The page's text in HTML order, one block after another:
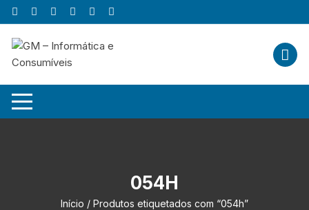
Skip
to
content
054H
Início / Produtos etiquetados com “054h”